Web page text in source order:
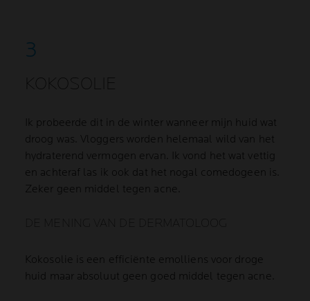
KOKOSOLIE
Ik probeerde dit in de winter wanneer mijn huid wat
droog was. Vloggers worden helemaal wild van het
hydraterend vermogen ervan. Ik vond het wat vettig
en achteraf las ik ook dat het nogal comedogeen is.
Zeker geen middel tegen acne.
Kokosolie is een efficiënte emolliens voor droge
huid maar absoluut geen goed middel tegen acne.